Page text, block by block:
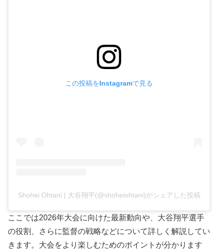
この投稿をInstagramで見る
Shohei Ohtani | 大谷翔平(@shoheiohtani)がシェアした投稿
ここでは2026年大会に向けた最新動向や、大谷翔平選手
の役割、さらに監督の戦略などについて詳しく解説してい
きます。大会をより楽しむためのポイントが分かります